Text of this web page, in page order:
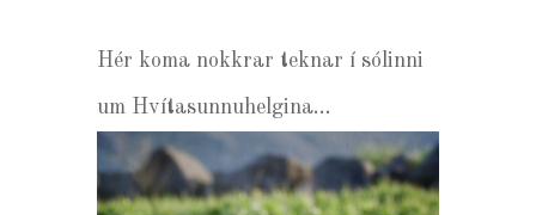
Hér koma nokkrar teknar í sólinni
um Hvítasunnuhelgina…